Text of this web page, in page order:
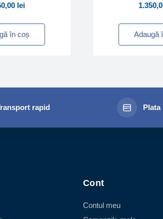
lei
în coș Adaugă
rapid Plata
Cont
Contul meu